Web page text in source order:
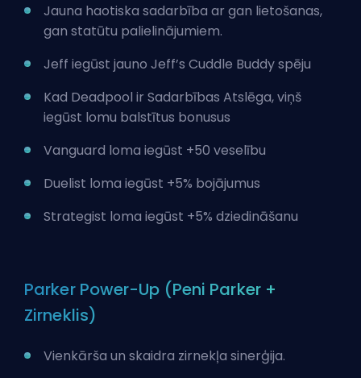
Jauna haotiska sadarbība ar gan lietošanas,
gan statūtu palielinājumiem.
Jeff iegūst jauno Jeff’s Cuddle Buddy spēju
Kad Deadpool ir Sadarbības Atslēga, viņš
iegūst lomu balstītus bonusus
Vanguard loma iegūst +50 veselību
Duelist loma iegūst +5% bojājumus
Strategist loma iegūst +5% dziedināšanu
Parker Power-Up (Peni Parker +
Zirneklis)
Vienkārša un skaidra zirnekļa sinerģija.